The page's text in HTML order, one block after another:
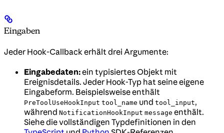
Eingaben
Jeder Hook-Callback erhält drei Argumente:
Eingabedaten:ein typisiertes Objekt mit
Ereignisdetails. Jeder Hook-Typ hat seine eigene
Eingabeform. Beispielsweise enthält
PreToolUseHookInput tool_name und tool_input,
während NotificationHookInput message enthält.
Siehe die vollständigen Typdefinitionen in den